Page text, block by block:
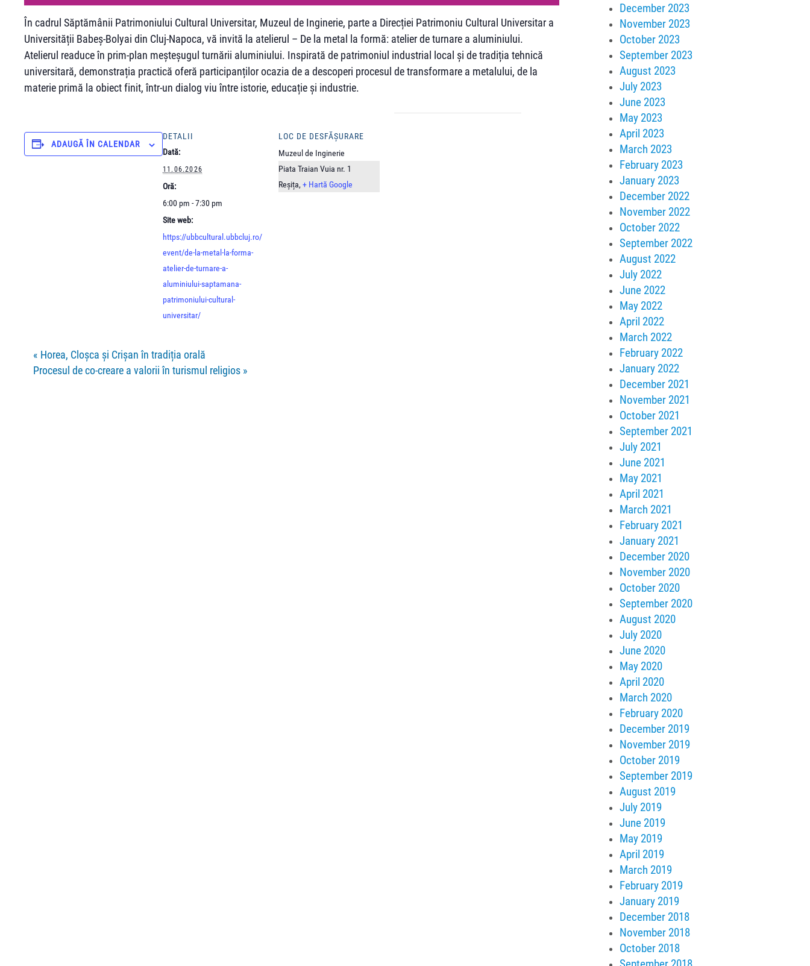
În cadrul Săptămânii Patrimoniului Cultural Universitar, Muzeul de Inginerie, parte a Direcției Patrimoniu Cultural Universitar a
Universității Babeș-Bolyai din Cluj-Napoca, vă invită la atelierul – De la metal la formă: atelier de turnare a aluminiului.
Atelierul readuce în prim-plan meșteșugul turnării aluminiului. Inspirată de patrimoniul industrial local și de tradiția tehnică
universitară, demonstrația practică oferă participanților ocazia de a descoperi procesul de transformare a metalului, de la
materie primă la obiect finit, într-un dialog viu între istorie, educație și industrie.
ADAUGĂ ÎN CALENDAR
DETALII
Dată:
11.06.2026
Oră:
6:00 pm - 7:30 pm
Site web:
https://ubbcultural.ubbcluj.ro/
event/de-la-metal-la-forma-
atelier-de-turnare-a-
aluminiului-saptamana-
patrimoniului-cultural-
universitar/
LOC DE DESFĂȘURARE
Muzeul de Inginerie
Piata Traian Vuia nr. 1
Reșița, + Hartă Google
« Horea, Cloșca și Crișan în tradiția orală
Procesul de co-creare a valorii în turismul religios »
December 2023
November 2023
October 2023
September 2023
August 2023
July 2023
June 2023
May 2023
April 2023
March 2023
February 2023
January 2023
December 2022
November 2022
October 2022
September 2022
August 2022
July 2022
June 2022
May 2022
April 2022
March 2022
February 2022
January 2022
December 2021
November 2021
October 2021
September 2021
July 2021
June 2021
May 2021
April 2021
March 2021
February 2021
January 2021
December 2020
November 2020
October 2020
September 2020
August 2020
July 2020
June 2020
May 2020
April 2020
March 2020
February 2020
December 2019
November 2019
October 2019
September 2019
August 2019
July 2019
June 2019
May 2019
April 2019
March 2019
February 2019
January 2019
December 2018
November 2018
October 2018